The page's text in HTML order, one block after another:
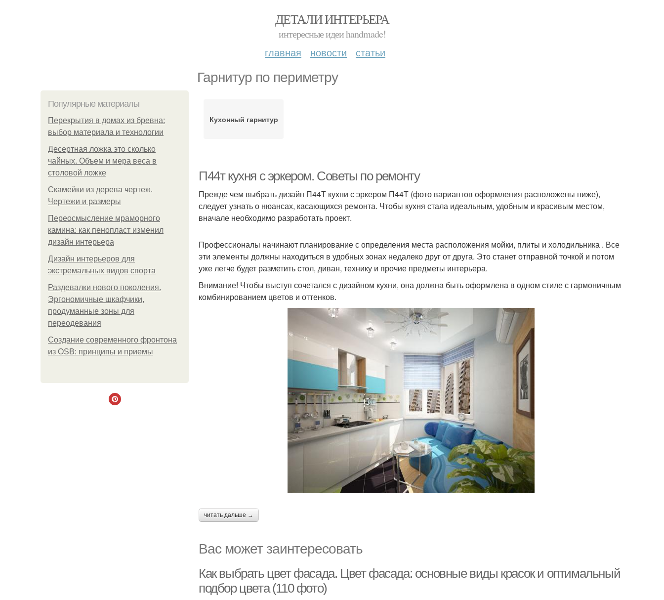
ДЕТАЛИ ИНТЕРЬЕРА
интересные идеи handmade!
главная новости статьи
Гарнитур по периметру
Популярные материалы
Перекрытия в домах из бревна:
выбор материала и технологии
Десертная ложка это сколько
чайных. Объем и мера веса в
столовой ложке
Скамейки из дерева чертеж.
Чертежи и размеры
Переосмысление мраморного
камина: как пенопласт изменил
дизайн интерьера
Дизайн интерьеров для
экстремальных видов спорта
Раздевалки нового поколения.
Эргономичные шкафчики,
продуманные зоны для
переодевания
Создание современного фронтона
из OSB: принципы и приемы
Кухонный гарнитур
П44т кухня с эркером. Советы по ремонту
Прежде чем выбрать дизайн П44Т кухни с эркером П44Т (фото вариантов оформления расположены ниже),
следует узнать о нюансах, касающихся ремонта. Чтобы кухня стала идеальным, удобным и красивым местом,
вначале необходимо разработать проект.
Профессионалы начинают планирование с определения места расположения мойки, плиты и холодильника . Все
эти элементы должны находиться в удобных зонах недалеко друг от друга. Это станет отправной точкой и потом
уже легче будет разметить стол, диван, технику и прочие предметы интерьера.
Внимание! Чтобы выступ сочетался с дизайном кухни, она должна быть оформлена в одном стиле с гармоничным
комбинированием цветов и оттенков.
читать дальше →
Вас может заинтересовать
Как выбрать цвет фасада. Цвет фасада: основные виды красок и оптимальный
подбор цвета (110 фото)